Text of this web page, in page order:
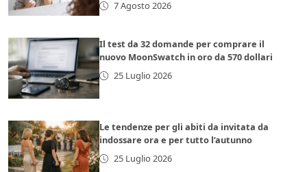
7 Agosto 2026
Il test da 32 domande per comprare il
nuovo MoonSwatch in oro da 570 dollari
25 Luglio 2026
Le tendenze per gli abiti da invitata da
indossare ora e per tutto l’autunno
25 Luglio 2026